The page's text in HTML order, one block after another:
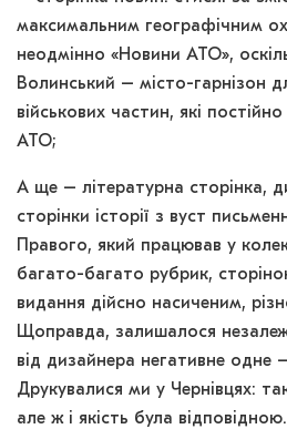
максимальним географічним
неодмінно «Новини АТО»,
Волинський – місто-гарнізон
військових частин, які
АТО;
А ще – літературна сторінка,
сторінки історії з вуст
Правого, який працював у
багато-багато рубрик,
видання дійсно насиченим,
Щоправда, залишалося
від дизайнера негативне одне
Друкувалися ми у Чернівцях:
але ж і якість була відповідною.